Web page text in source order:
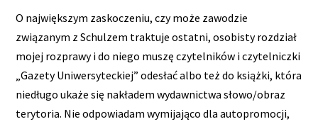
O największym zaskoczeniu, czy może zawodzie
związanym z Schulzem traktuje ostatni, osobisty rozdział
mojej rozprawy i do niego muszę czytelników i czytelniczki
„Gazety Uniwersyteckiej” odesłać albo też do książki, która
niedługo ukaże się nakładem wydawnictwa słowo/obraz
terytoria. Nie odpowiadam wymijająco dla autopromocji,